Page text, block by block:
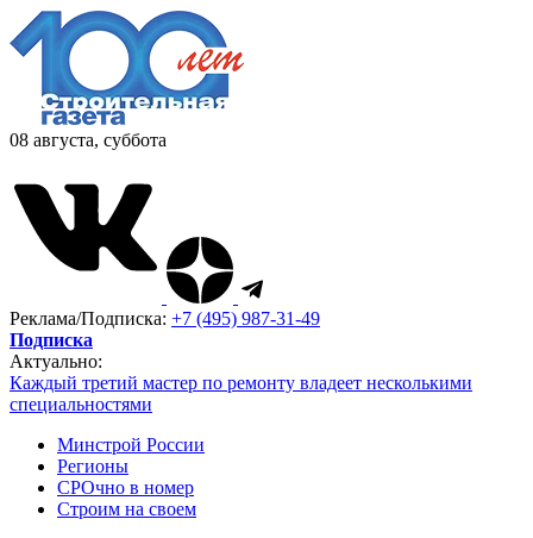
08 августа, суббота
Реклама/Подписка: +7 (495) 987-31-49
Подписка
Актуально:
Каждый третий мастер по ремонту владеет несколькими
специальностями
Минстрой России
Регионы
СРОчно в номер
Строим на своем